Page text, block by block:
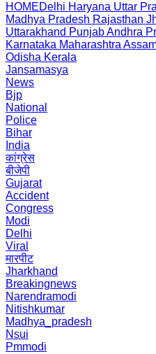
HOMEDelhi Haryana Uttar
Madhya Pradesh Rajasthan
Uttarakhand PunjabAndhra
Karnataka Maharashtra
Odisha Kerala
Jansamasya
News
Bjp
National
Police
Bihar
India
कांग्रेस
बीजेपी
Gujarat
Accident
Congress
Modi
Delhi
Viral
मारपीट
Jharkhand
Breakingnews
Narendramodi
Nitishkumar
Madhya_pradesh
Nsui
Pmmodi